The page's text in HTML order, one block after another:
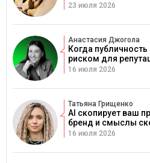
23 июля 2026
Анастасия Джогола
Когда
риском для
16 июля 2026
Татьяна Грищенко
AI скопирует ваш
бренд и смыслы
16 июля 2026